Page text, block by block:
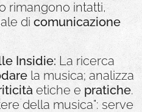
rimangono intatti,
di comunicazione
Insidie: La ricerca
la musica; analizza
etiche e pratiche.
della musica": serve